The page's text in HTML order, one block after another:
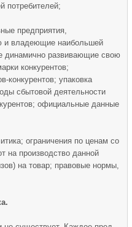
потребителей;
предприятия,
и вла­деющие наибольшей
динамично развивающие свою
конкурентов;
кон­курентов; упаковка
сбытовой деятельности
официальные данные
ограничения по це­нам со
на производство данной
на товар; правовые нормы,